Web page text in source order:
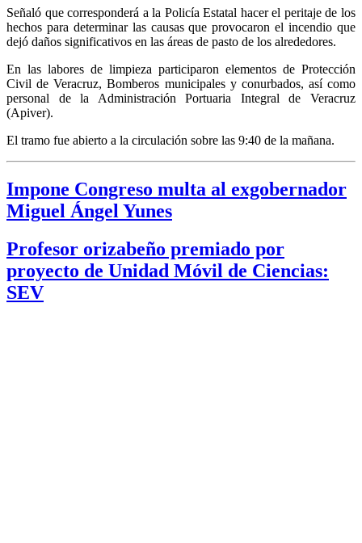
Señaló que corresponderá a la Policía Estatal hacer el peritaje de los
hechos para determinar las causas que provocaron el incendio que
dejó daños significativos en las áreas de pasto de los alrededores.
En las labores de limpieza participaron elementos de Protección
Civil de Veracruz, Bomberos municipales y conurbados, así como
personal de la Administración Portuaria Integral de Veracruz
(Apiver).
El tramo fue abierto a la circulación sobre las 9:40 de la mañana.
Impone Congreso multa al exgobernador
Miguel Ángel Yunes
Profesor orizabeño premiado por
proyecto de Unidad Móvil de Ciencias:
SEV